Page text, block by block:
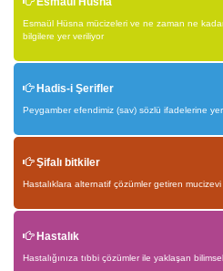
Esmaül Hüsna mücizeleri ve ne zaman ne
bilgilere yer veriliyor
Hadis-i Şerifler
Peygamber efendimiz (sav) sözlü ifadelerine
Şifalı bitkiler
Hastalıklara alternatif çözümler getiren
Hastalık
Hastalığınıza tıbbi çözümler ile yaklaşan